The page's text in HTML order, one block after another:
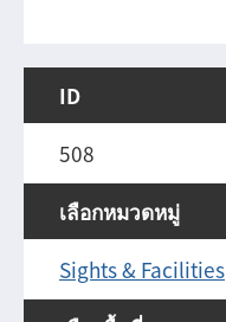
ID
508
เลือกหมวดหมู่
Sights & Facilities